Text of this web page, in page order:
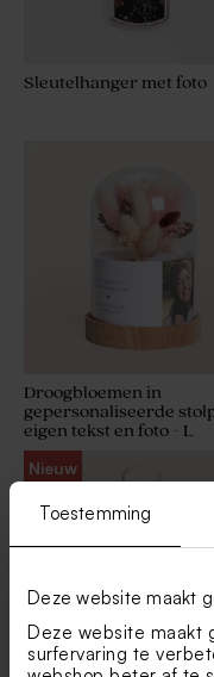
Toestemming
Deze website maakt
Deze website maakt
surfervaring te
Sleutelhanger met foto
Droogbloemen in
gepersonaliseerde
eigen tekst en foto - L
Nieuw